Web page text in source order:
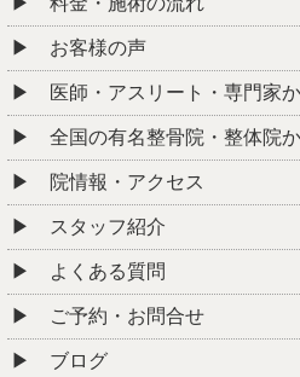
全国の有名整骨院・整体院か
院情報・アクセス
スタッフ紹介
よくある質問
ご予約・お問合せ
ブログ
お悩み別コース紹介
慢性腰痛